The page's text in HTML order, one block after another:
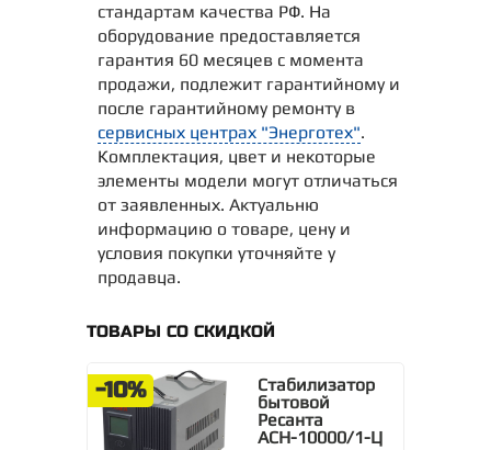
стандартам качества РФ. На
оборудование предоставляется
гарантия 60 месяцев с момента
продажи, подлежит гарантийному и
после гарантийному ремонту в
сервисных центрах "Энерготех".
Комплектация, цвет и некоторые
элементы модели могут отличаться
от заявленных. Актуальню
информацию о товаре, цену и
условия покупки уточняйте у
продавца.
ТОВАРЫ СО СКИДКОЙ
-10%
Стабилизатор
бытовой
Ресанта
АСН-10000/1-Ц